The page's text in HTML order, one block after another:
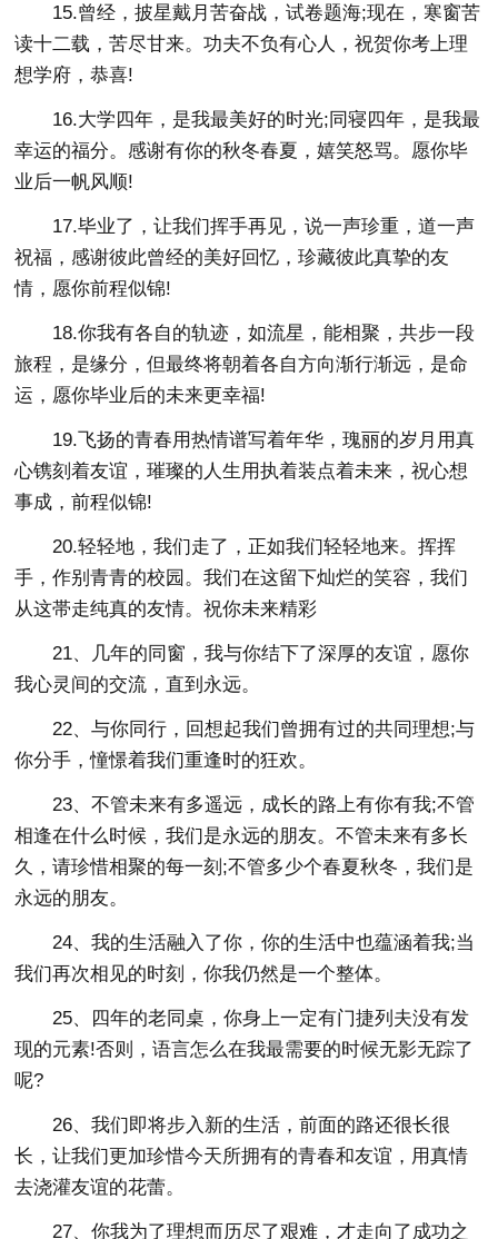
15.曾经，披星戴月苦奋战，试卷题海;现在，寒窗苦
读十二载，苦尽甘来。功夫不负有心人，祝贺你考上理
想学府，恭喜!
16.大学四年，是我最美好的时光;同寝四年，是我最
幸运的福分。感谢有你的秋冬春夏，嬉笑怒骂。愿你毕
业后一帆风顺!
17.毕业了，让我们挥手再见，说一声珍重，道一声
祝福，感谢彼此曾经的美好回忆，珍藏彼此真挚的友
情，愿你前程似锦!
18.你我有各自的轨迹，如流星，能相聚，共步一段
旅程，是缘分，但最终将朝着各自方向渐行渐远，是命
运，愿你毕业后的未来更幸福!
19.飞扬的青春用热情谱写着年华，瑰丽的岁月用真
心镌刻着友谊，璀璨的人生用执着装点着未来，祝心想
事成，前程似锦!
20.轻轻地，我们走了，正如我们轻轻地来。挥挥
手，作别青青的校园。我们在这留下灿烂的笑容，我们
从这帯走纯真的友情。祝你未来精彩
21、几年的同窗，我与你结下了深厚的友谊，愿你
我心灵间的交流，直到永远。
22、与你同行，回想起我们曾拥有过的共同理想;与
你分手，憧憬着我们重逢时的狂欢。
23、不管未来有多遥远，成长的路上有你有我;不管
相逢在什么时候，我们是永远的朋友。不管未来有多长
久，请珍惜相聚的每一刻;不管多少个春夏秋冬，我们是
永远的朋友。
24、我的生活融入了你，你的生活中也蕴涵着我;当
我们再次相见的时刻，你我仍然是一个整体。
25、四年的老同桌，你身上一定有门捷列夫没有发
现的元素!否则，语言怎么在我最需要的时候无影无踪了
呢?
26、我们即将步入新的生活，前面的路还很长很
长，让我们更加珍惜今天所拥有的青春和友谊，用真情
去浇灌友谊的花蕾。
27、你我为了理想而历尽了艰难，才走向了成功之